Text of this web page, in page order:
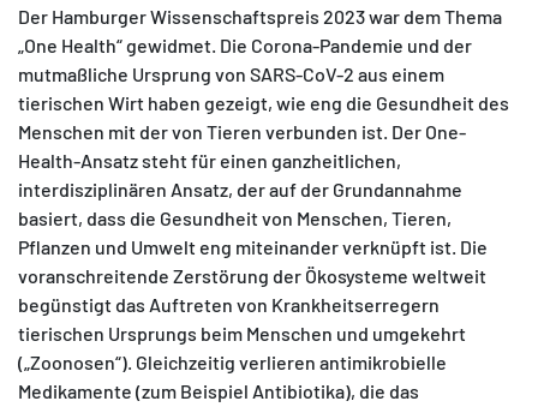
Der Hamburger Wissenschaftspreis 2023 war dem Thema
„One Health“ gewidmet. Die Corona-Pandemie und der
mutmaßliche Ursprung von SARS-CoV-2 aus einem
tierischen Wirt haben gezeigt, wie eng die Gesundheit des
Menschen mit der von Tieren verbunden ist. Der One-
Health-Ansatz steht für einen ganzheitlichen,
interdisziplinären Ansatz, der auf der Grundannahme
basiert, dass die Gesundheit von Menschen, Tieren,
Pflanzen und Umwelt eng miteinander verknüpft ist. Die
voranschreitende Zerstörung der Ökosysteme weltweit
begünstigt das Auftreten von Krankheitserregern
tierischen Ursprungs beim Menschen und umgekehrt
(„Zoonosen“). Gleichzeitig verlieren antimikrobielle
Medikamente (zum Beispiel Antibiotika), die das